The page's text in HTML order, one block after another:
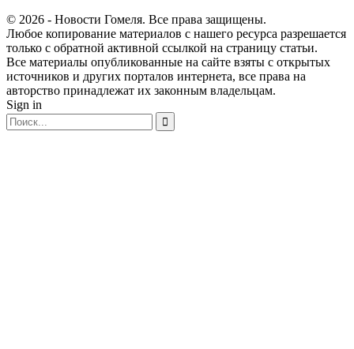
© 2026 - Новости Гомеля. Все права защищены.
Любое копирование материалов с нашего ресурса разрешается
только с обратной активной ссылкой на страницу статьи.
Все материалы опубликованные на сайте взяты с открытых
источников и других порталов интернета, все права на
авторство принадлежат их законным владельцам.
Sign in